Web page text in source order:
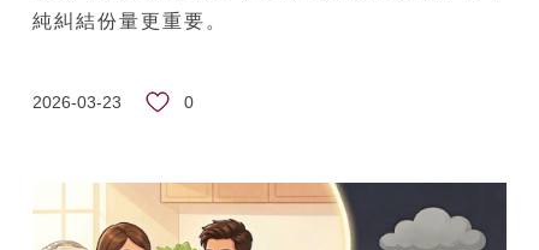
純糾結份量更重要。
2026-03-23 0